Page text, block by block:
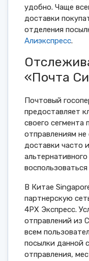
удобно. Чаще
доставки
отделения
Алиэкспресс.
«Почта
Почтовый
предоставляет
своего сегмента
отправлениям
доставки часто
В Китае
партнерскую
4PX Экспресс.
отправлений из
всем
посылки данной
отправления,